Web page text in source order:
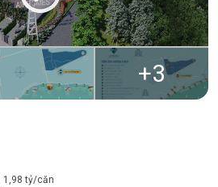
+3
1,98 tỷ/căn